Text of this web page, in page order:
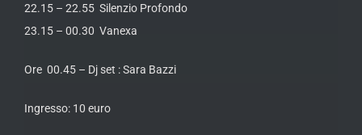
22.15 – 22.55 Silenzio Profondo
23.15 – 00.30 Vanexa
Ore 00.45 – Dj set : Sara Bazzi
Ingresso: 10 euro